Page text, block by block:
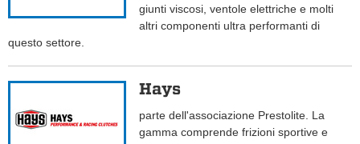
giunti viscosi, ventole elettriche e molti
altri componenti ultra performanti di
questo settore.
Hays
parte dell'associazione Prestolite. La
gamma comprende frizioni sportive e